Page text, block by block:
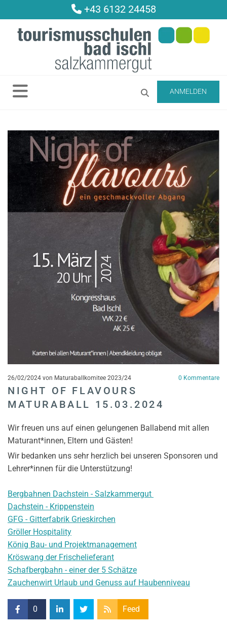
+43 6132 24458
ANMELDEN
26/02/2024 von Maturaballkomitee 2023/24 0 Kommentare
NIGHT OF FLAVOURS
MATURABALL 15.03.2024
Wir freuen uns auf einen gelungenen Ballabend mit allen
Maturant*innen, Eltern und Gästen!
Wir bedanken uns sehr herzlich bei unseren Sponsoren und
Lehrer*innen für die Unterstützung!
Bergbahnen Dachstein - Salzkammergut
Dachstein - Krippenstein
GFG - Gitterfabrik Grieskirchen
Gröller Hospitality
König Bau- und Projektmanagement
Kröswang der Frischelieferant
Schafbergbahn - einer der 5 Schätze
Zauchenwirt Urlaub und Genuss auf Haubenniveau
0 Feed